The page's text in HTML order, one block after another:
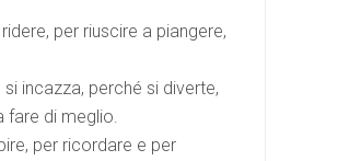
per riuscire a piangere,
incazza, perché si diverte,
fare di meglio.
per ricordare e per